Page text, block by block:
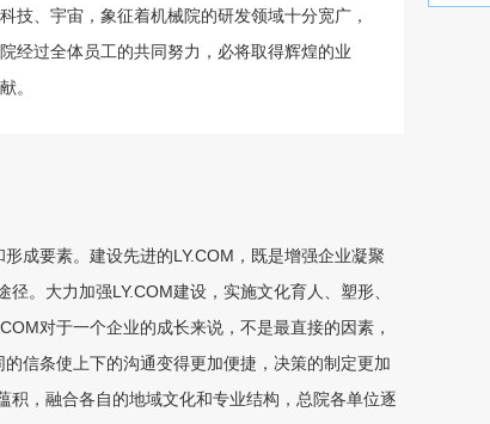
技、宇宙，象征着机械院的研发领域十分宽广，
经过全体员工的共同努力，必将取得辉煌的业
。
成要素。建设先进的LY.COM，既是增强企业凝聚
。大力加强LY.COM建设，实施文化育人、塑形、
对于一个企业的成长来说，不是最直接的因素，
信条使上下的沟通变得更加便捷，决策的制定更加
，融合各自的地域文化和专业结构，总院各单位逐